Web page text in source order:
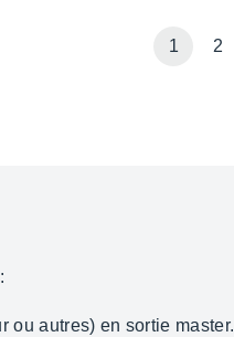
1 2
ou autres) en sortie master.